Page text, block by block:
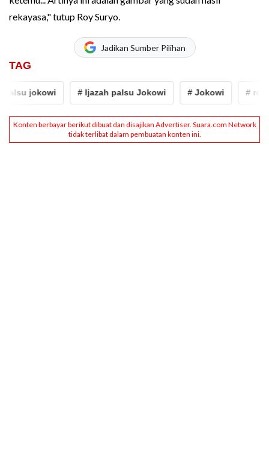
rekayasa," tutup Roy Suryo.
Jadikan Sumber Pilihan
TAG
jokowi # Ijazah palsu Jokowi # Jokowi # roy